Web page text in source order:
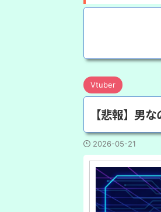
Vtuber
【悲報】男
2026-05-21